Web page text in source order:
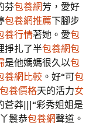
芬包養網芳，愛好
包養網推薦下腳步
養行情著她。愛包
掙扎了半包養網包
是他媽媽很久以包
養網比較 。好“可包
包養價格天的活力女
蒼莽|||“彩秀姐姐是
鬟恭包養網聲道。